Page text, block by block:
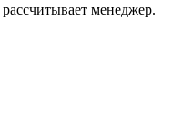
менеджер.